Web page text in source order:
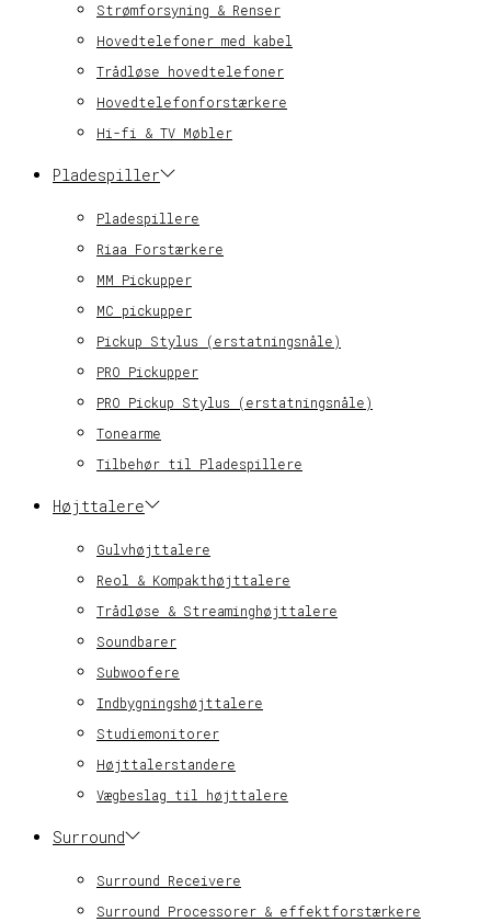
Strømforsyning & Renser
Hovedtelefoner med kabel
Trådløse hovedtelefoner
Hovedtelefonforstærkere
Hi-fi & TV Møbler
Pladespiller
Pladespillere
Riaa Forstærkere
MM Pickupper
MC pickupper
Pickup Stylus (erstatningsnåle)
PRO Pickupper
PRO Pickup Stylus (erstatningsnåle)
Tonearme
Tilbehør til Pladespillere
Højttalere
Gulvhøjttalere
Reol & Kompakthøjttalere
Trådløse & Streaminghøjttalere
Soundbarer
Subwoofere
Indbygningshøjttalere
Studiemonitorer
Højttalerstandere
Vægbeslag til højttalere
Surround
Surround Receivere
Surround Processorer & effektforstærkere